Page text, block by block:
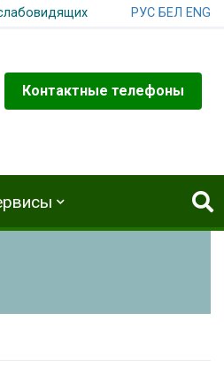
РУС БЕЛ ENG
Контактные телефоны